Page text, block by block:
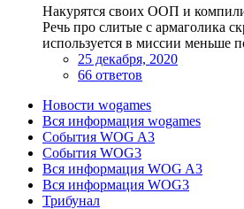
Накурятся своих ООП и
Речь про слитые с армаголика
используется в миссии меньше
25 декабря, 2020
66 ответов
Новости wogames
Вся информация wogames
События WOG A3
События WOG3
Вся информация WOG A3
Вся информация WOG3
Трибунал